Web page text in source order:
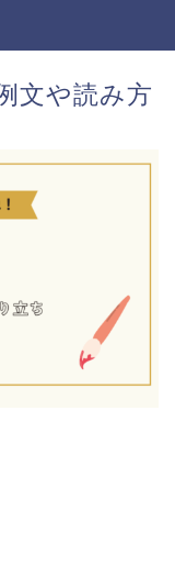
文や読み方